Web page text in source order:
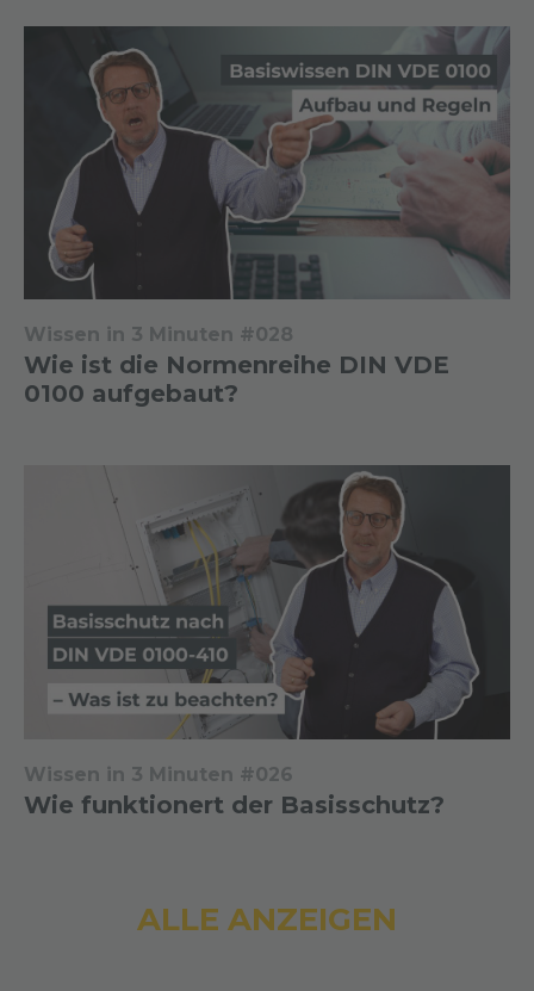
Wissen in 3 Minuten #028
Wie ist die Normenreihe DIN VDE
0100 aufgebaut?
Wissen in 3 Minuten #026
Wie funktionert der Basisschutz?
ALLE ANZEIGEN